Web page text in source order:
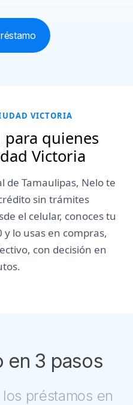
¡Tu
préstamo
Nelo disponible
VICTORIA
quienes
Victoria
de Tamaulipas, Nelo te
sin trámites
el celular, conoces tu
lo usas en compras,
con decisión en
en 3 pasos
préstamos en